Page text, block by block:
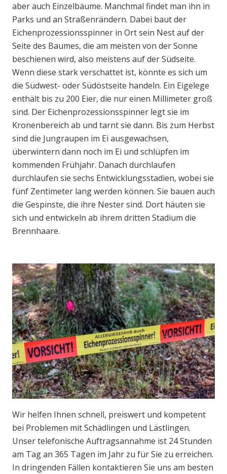
aber auch Einzelbäume. Manchmal findet man ihn in
Parks und an Straßenrändern. Dabei baut der
Eichenprozessionsspinner in Ort sein Nest auf der
Seite des Baumes, die am meisten von der Sonne
beschienen wird, also meistens auf der Südseite.
Wenn diese stark verschattet ist, könnte es sich um
die Südwest- oder Südöstseite handeln. Ein Eigelege
enthält bis zu 200 Eier, die nur einen Millimeter groß
sind. Der Eichenprozessionsspinner legt sie im
Kronenbereich ab und tarnt sie dann. Bis zum Herbst
sind die Jungraupen im Ei ausgewachsen,
überwintern dann noch im Ei und schlüpfen im
kommenden Frühjahr. Danach durchlaufen
durchlaufen sie sechs Entwicklungsstadien, wobei sie
fünf Zentimeter lang werden können. Sie bauen auch
die Gespinste, die ihre Nester sind. Dort häuten sie
sich und entwickeln ab ihrem dritten Stadium die
Brennhaare.
Wir helfen Ihnen schnell, preiswert und kompetent
bei Problemen mit Schädlingen und Lästlingen.
Unser telefonische Auftragsannahme ist 24 Stunden
am Tag an 365 Tagen im Jahr zu für Sie zu erreichen.
In dringenden Fällen kontaktieren Sie uns am besten